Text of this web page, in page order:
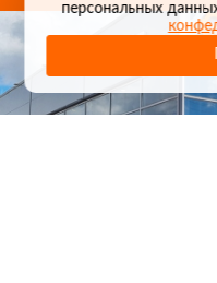
персональных